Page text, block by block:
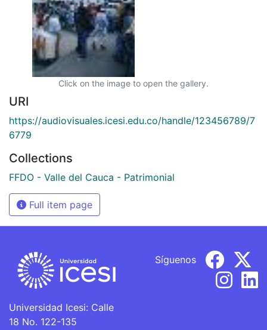
Click on the image to open the gallery.
URI
https://audiovisuales.icesi.edu.co/handle/123456789/7
6779
Collections
FFDO - Valle del Cauca - Patrimonial
Full item page
Universidad Icesi: Calle
18 No. 122-135
Síguenos